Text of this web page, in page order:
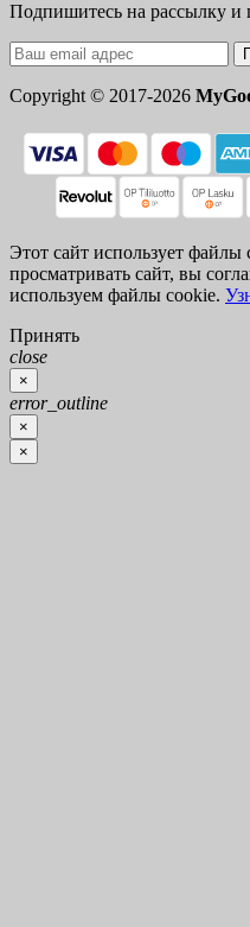
Подпишитесь на рассылку и
Copyright © 2017-2026
Этот сайт использует
просматривать сайт, вы
используем файлы cookie.
Принять
close
×
error_outline
×
×